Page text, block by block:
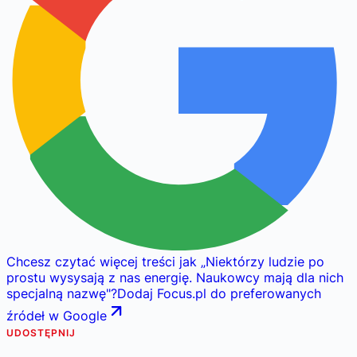
Chcesz czytać więcej treści jak „Niektórzy ludzie po
prostu wysysają z nas energię. Naukowcy mają dla nich
specjalną nazwę"?Dodaj Focus.pl do preferowanych
źródeł w Google
UDOSTĘPNIJ